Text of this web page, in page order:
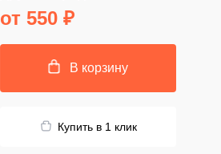
от 550 ₽
В корзину
Купить в 1 клик